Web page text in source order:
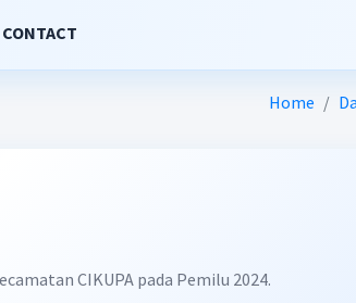
CONTACT
Home
CIKUPA pada Pemilu 2024.